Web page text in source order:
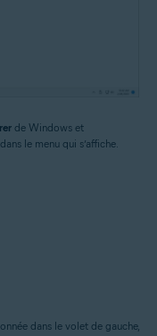
de Windows et
dans le menu qui s’affiche.
dans le volet de gauche,